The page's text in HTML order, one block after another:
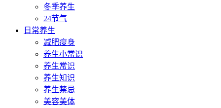
冬季养生
24节气
日常养生
减肥瘦身
养生小常识
养生常识
养生知识
养生禁忌
美容美体